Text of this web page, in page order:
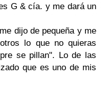
G & cía. y me dará un
dijo de pequeña y me
lo que no quieras
se pillan". Lo de las
que es uno de mis